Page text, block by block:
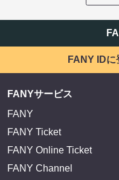
FANY ID
FANYサービス
FANY
FANY Ticket
FANY Online Ticket
FANY Channel